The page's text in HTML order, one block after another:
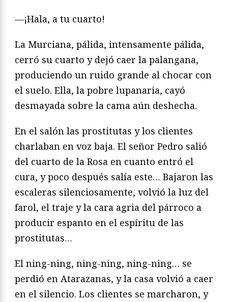
—¡Hala, a tu cuarto!
La Murciana, pálida, intensamente pálida,
cerró su cuarto y dejó caer la palangana,
produciendo un ruido grande al chocar con
el suelo. Ella, la pobre lupanaria, cayó
desmayada sobre la cama aún deshecha.
En el salón las prostitutas y los clientes
charlaban en voz baja. El señor Pedro salió
del cuarto de la Rosa en cuanto entró el
cura, y poco después salía este… Bajaron las
escaleras silenciosamente, volvió la luz del
farol, el traje y la cara agria del párroco a
producir espanto en el espíritu de las
prostitutas…
El ning-ning, ning-ning, ning-ning… se
perdió en Atarazanas, y la casa volvió a caer
en el silencio. Los clientes se marcharon, y